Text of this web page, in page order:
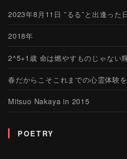
2023年8月11日 ”るる”と出逢った
2018年
2^5+1歳 命は燃やすものじゃない
春だからこそこれまでの心霊体験
Mitsuo Nakaya in 2015
POETRY